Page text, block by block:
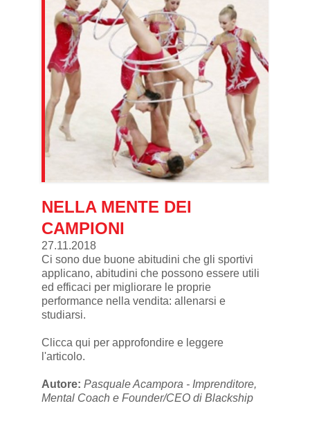
NELLA MENTE DEI
CAMPIONI
27.11.2018
Ci sono due buone abitudini che gli sportivi
applicano, abitudini che possono essere utili
ed efficaci per migliorare le proprie
performance nella vendita: allenarsi e
studiarsi.
Clicca qui per approfondire e leggere
l'articolo.
Autore: Pasquale Acampora - Imprenditore,
Mental Coach e Founder/CEO di Blackship